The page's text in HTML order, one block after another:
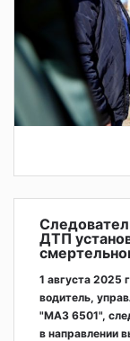
ДТП
1 августа 2025
водитель,
"МАЗ 6501",
в направлении